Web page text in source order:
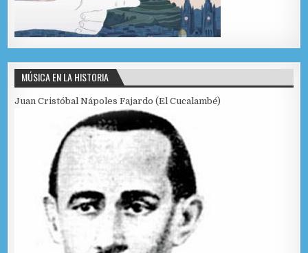
MÚSICA EN LA HISTORIA
Juan Cristóbal Nápoles Fajardo (El Cucalambé)